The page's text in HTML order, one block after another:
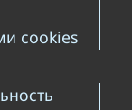
cookies